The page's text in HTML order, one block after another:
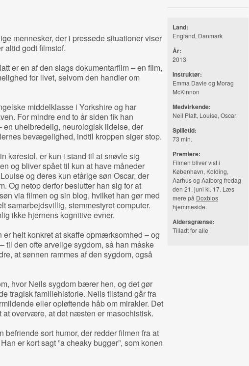
mennesker, der i pressede situationer viser
altid godt filmstof.
er en af den slags dokumentarfilm – en film,
for livet, selvom den handler om
middelklasse i Yorkshire og har
For mindre end to år siden fik han
en uhelbredelig, neurologisk lidelse, der
bevægelighed, indtil kroppen siger stop.
kørestol, er kun i stand til at snøvle sig
og bliver spået til kun at have måneder
og deres kun etårige søn Oscar, der
Og netop derfor beslutter han sig for at
via filmen og sin blog, hvilket han gør med
samarbejdsvillig, stemmestyret computer.
ikke hjernens kognitive evner.
er helt konkret at skaffe opmærksomhed – og
til den ofte arvelige sygdom, så han måske
at sønnen rammes af den sygdom, også
hvor Neils sygdom bærer hen, og det gør
tragisk familiehistorie. Neils tilstand går fra
eller opløftende håb om mirakler. Det
at overvære, at det næsten er masochistisk.
befriende sort humor, der redder filmen fra at
er kort sagt ”a cheaky bugger”, som konen
Land:
England, Danmark
År:
2013
Instruktør:
Emma Davie og Morag
McKinnon
Medvirkende:
Neil Platt, Louise, Oscar
Spilletid:
73 min.
Premiere:
Filmen bliver vist i
København, Kolding,
Aarhus og Aalborg fredag
den 21. juni kl. 17. Læs
mere på Doxbios
hjemmeside.
Aldersgrænse:
Tilladt for alle